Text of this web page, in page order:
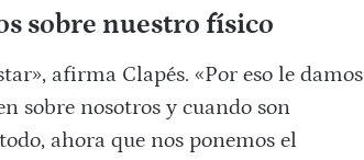
sobre nuestro físico
afirma Clapés. «Por eso le damos
sobre nosotros y cuando son
ahora que nos ponemos el